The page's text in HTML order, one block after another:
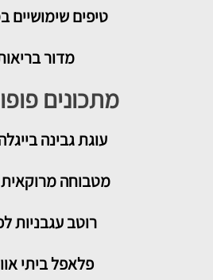
טיפים שימושיים
מדור
מתכונים
עוגת גבינה
מטבוחה
רוטב עגבניות
פלאפל ביתי